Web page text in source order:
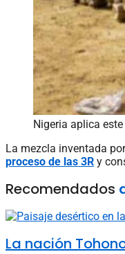
Nigeria aplica
La mezcla inventada
proceso de las 3R y
Recomendados
La nación